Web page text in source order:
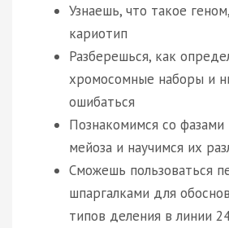
Узнаешь, что такое
кариотип
Разберешься, как
хромосомные наборы и
ошибаться
Познакомимся со фазами
мейоза и научимся их
Сможешь пользоваться
шпаргалками для
типов деления в линии